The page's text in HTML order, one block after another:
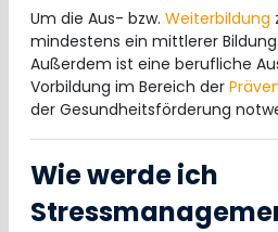
Um die Aus- bzw. Weiterbildung
mindestens ein mittlerer
Außerdem ist eine berufliche
Vorbildung im Bereich der
der Gesundheitsförderung
Wie werde ich